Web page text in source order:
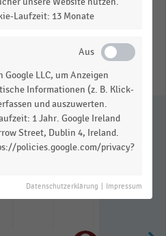
Statistik
Laufzeit: 13 Monate
Google LLC, um Anzeigen
Informationen (z. B. Klick-
und auszuwerten.
1 Jahr. Google Ireland
Street, Dublin 4, Ireland.
policies.google.com/privacy?
Datenschutzerklärung Impressum